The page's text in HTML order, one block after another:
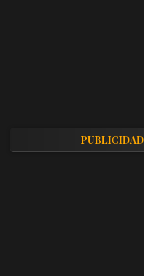
PUBLICIDAD